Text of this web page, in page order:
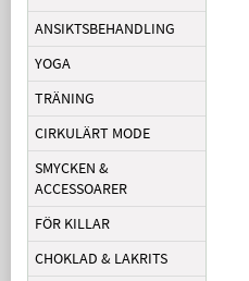
ANSIKTSBEHANDLING
YOGA
TRÄNING
CIRKULÄRT MODE
SMYCKEN &
ACCESSOARER
FÖR KILLAR
CHOKLAD & LAKRITS